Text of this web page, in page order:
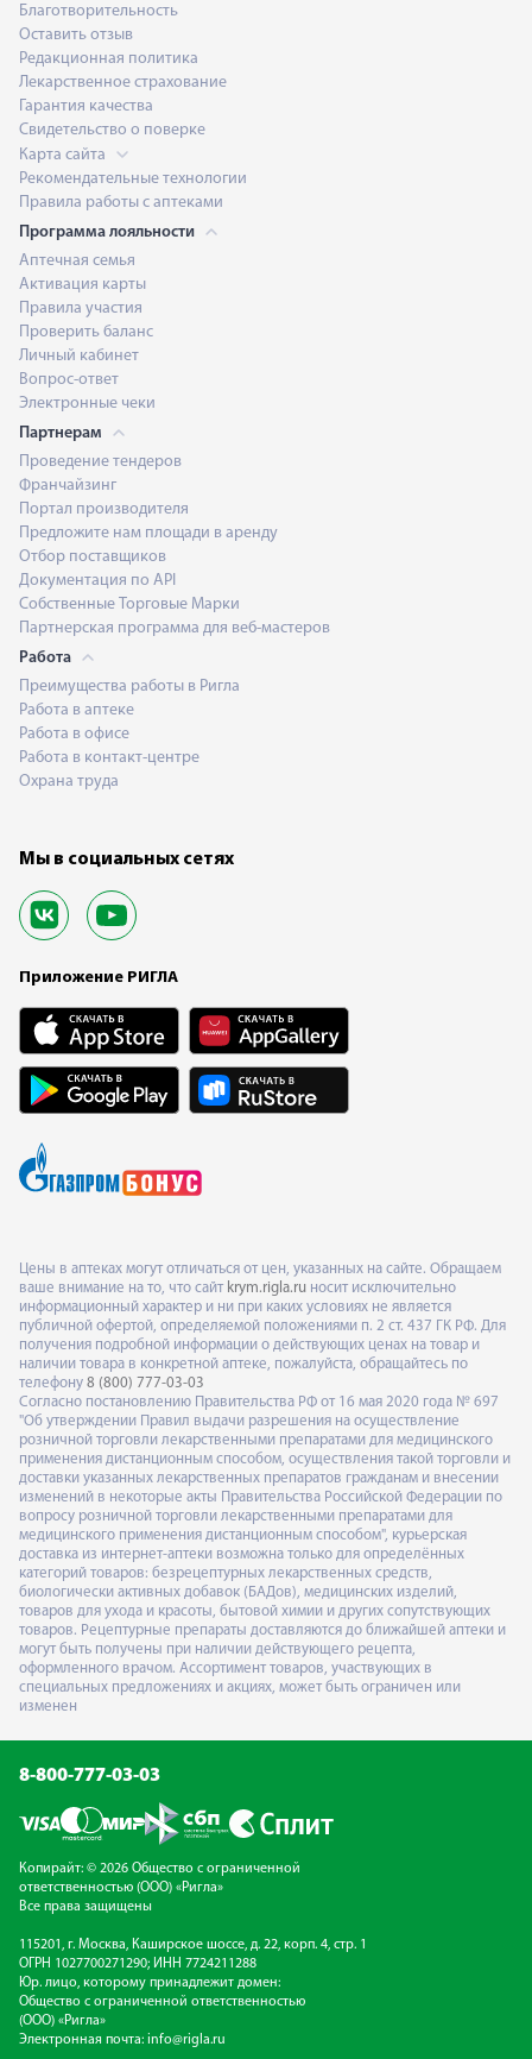
Благотворительность
Оставить отзыв
Редакционная политика
Лекарственное страхование
Гарантия качества
Свидетельство о поверке
Карта сайта
Рекомендательные технологии
Правила работы с аптеками
Программа лояльности
Аптечная семья
Активация карты
Правила участия
Проверить баланс
Личный кабинет
Вопрос-ответ
Электронные чеки
Партнерам
Проведение тендеров
Франчайзинг
Портал производителя
Предложите нам площади в аренду
Отбор поставщиков
Документация по API
Собственные Торговые Марки
Партнерская программа для веб-мастеров
Работа
Преимущества работы в Ригла
Работа в аптеке
Работа в офисе
Работа в контакт-центре
Охрана труда
Мы в социальных сетях
Приложение РИГЛА
Цены в аптеках могут отличаться от цен, указанных на сайте. Обращаем
ваше внимание на то, что сайт krym.rigla.ru носит исключительно
информационный характер и ни при каких условиях не является
публичной офертой, определяемой положениями п. 2 ст. 437 ГК РФ. Для
получения подробной информации о действующих ценах на товар и
наличии товара в конкретной аптеке, пожалуйста, обращайтесь по
телефону 8 (800) 777-03-03
Согласно постановлению Правительства РФ от 16 мая 2020 года № 697
"Об утверждении Правил выдачи разрешения на осуществление
розничной торговли лекарственными препаратами для медицинского
применения дистанционным способом, осуществления такой торговли и
доставки указанных лекарственных препаратов гражданам и внесении
изменений в некоторые акты Правительства Российской Федерации по
вопросу розничной торговли лекарственными препаратами для
медицинского применения дистанционным способом", курьерская
доставка из интернет-аптеки возможна только для определённых
категорий товаров: безрецептурных лекарственных средств,
биологически активных добавок (БАДов), медицинских изделий,
товаров для ухода и красоты, бытовой химии и других сопутствующих
товаров. Рецептурные препараты доставляются до ближайшей аптеки и
могут быть получены при наличии действующего рецепта,
оформленного врачом. Ассортимент товаров, участвующих в
специальных предложениях и акциях, может быть ограничен или
изменен
8-800-777-03-03
Копирайт: © 2026 Общество с ограниченной
ответственностью (ООО) «Ригла»
Все права защищены
115201, г. Москва, Каширское шоссе, д. 22, корп. 4, стр. 1
ОГРН 1027700271290; ИНН 7724211288
Юр. лицо, которому принадлежит домен:
Общество с ограниченной ответственностью
(ООО) «Ригла»
Электронная почта: info@rigla.ru